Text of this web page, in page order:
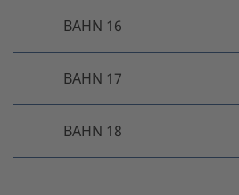
BAHN 16
BAHN 17
BAHN 18